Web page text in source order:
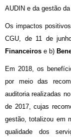
AUDIN e da gestão
Os impactos
CGU, de 11 de
Financeiros e b)
Em 2018, os
por meio das
auditoria realizadas
de 2017, cujas
gestão, totalizou em
qualidade dos